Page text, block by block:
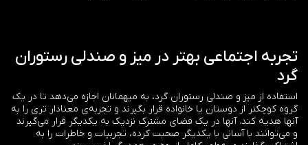
تجربه اجتماعی بهتر در میز و صندلی رستوران
گرد
استفاده از میز و صندلی رستوران گرد، به میهمانان اجازه می‌دهد تا در یک
گروه کوچکتر از دوستان یا خانواده قرار بگیرند و تجربه‌ی معنادار تری را به
آنها هدیه کند. آنها در یک فضای مشترک نزدیک به یکدیگر قرار می‌گیرند
و می‌توانند با آسانی با یکدیگر صحبت کرده، تجربیات و خاطرات را به